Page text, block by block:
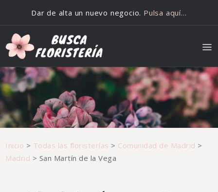
Dar de alta un nuevo negocio. Pulsa aquí…
Inicio > Todas las floristerías > Comunidad de Madrid >
Madrid > San Martín de la Vega